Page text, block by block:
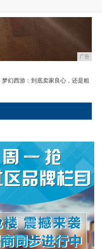
广告
梦幻西游：到底卖家良心，还是粗